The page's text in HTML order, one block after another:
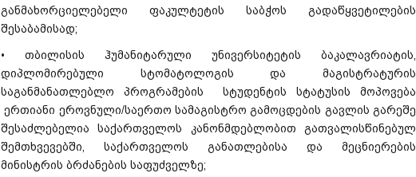
განმახორციელებელი ფაკულტეტის საბჭოს გადაწყვეტილების
შესაბამისად;
• თბილისის ჰუმანიტარული უნივერსიტეტის ბაკალავრიატის,
დიპლომირებული სტომატოლოგის და მაგისტრატურის
საგანმანათლებლო პროგრამების სტუდენტის სტატუსის მოპოვება
ერთიანი ეროვნული/საერთო სამაგისტრო გამოცდების გავლის გარეშე
შესაძლებელია საქართველოს კანონმდებლობით გათვალისწინებულ
შემთხვევებში, საქართველოს განათლებისა და მეცნიერების
მინისტრის ბრძანების საფუძველზე;